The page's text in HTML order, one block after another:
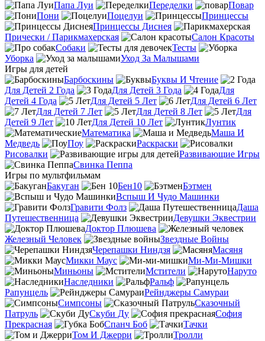
Папа Луи
Переделки
Повар
Пони
Поцелуи
Принцессы
Принцессы Диснея
Прически / Парикмахерская
Салон Красоты
Собаки
Тесты
Уборка
Уход За Малышами
Игры для детей
Барбоскины
Буквы И Чтение
Для Детей 2 Года
Для Детей 3 Года
Для
Детей 4 Года
Для Детей 5 Лет
Для Детей 6 Лет
Для Детей 7 Лет
Для Детей 8 Лет
Для
Детей 9 Лет
Для Детей 10 Лет
Лунтик
Математика
Маша И
Медведь
Поу
Раскраски
Рисовалки
Развивающие Игры
Свинка Пеппа
Игры по мультфильмам
Бакуган
Бен10
Бэтмен
Вспыш И Чудо Машинки
Гравити Фолз
Даша
Путешественница
Девушки Эквестрии
Доктор Плюшева
Железный Человек
Звездные Войны
Черепашки Ниндзя
Масяня
Микки Маус
Ми-Ми-Мишки
Миньоны
Мстители
Наруто
Наследники
Ральф
Рапунцель
Рейнджеры Самураи
Симпсоны
Сказочный
Патруль
Скуби Ду
София
Прекрасная
Спанч Боб
Тачки
Том И Джерри
Тролли